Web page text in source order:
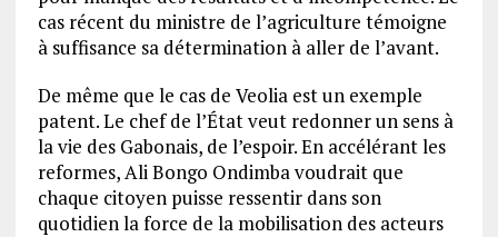
cas récent du ministre de l’agriculture témoigne
à suffisance sa détermination à aller de l’avant.
De même que le cas de Veolia est un exemple
patent. Le chef de l’État veut redonner un sens à
la vie des Gabonais, de l’espoir. En accélérant les
reformes, Ali Bongo Ondimba voudrait que
chaque citoyen puisse ressentir dans son
quotidien la force de la mobilisation des acteurs